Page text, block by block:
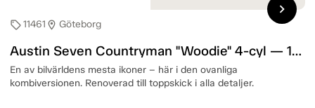
sell11461 location_on Göteborg
Austin Seven Countryman "Woodie" 4-cyl — 1968
En av bilvärldens mesta ikoner – här i den ovanliga
kombiversionen. Renoverad till toppskick i alla detaljer.
chevron_right